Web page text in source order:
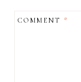
COMMENT*